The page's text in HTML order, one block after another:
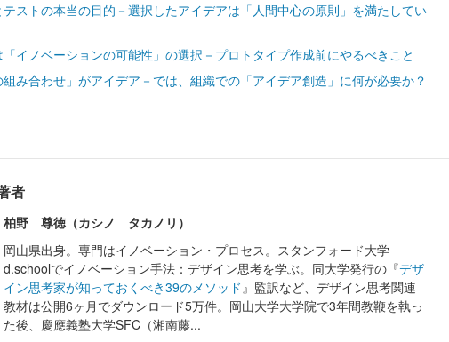
ストの本当の目的－選択したアイデアは「人間中心の原則」を満たしてい
イノベーションの可能性」の選択－プロトタイプ作成前にやるべきこと
組み合わせ」がアイデア－では、組織での「アイデア創造」に何が必要か？
者
柏野 尊徳（カシノ タカノリ）
岡山県出身。専門はイノベーション・プロセス。スタンフォード大学
d.schoolでイノベーション手法：デザイン思考を学ぶ。同大学発行の『デザ
イン思考家が知っておくべき39のメソッド 』監訳など、デザイン思考関連
教材は公開6ヶ月でダウンロード5万件。岡山大学大学院で3年間教鞭を執っ
た後、慶應義塾大学SFC（湘南藤...